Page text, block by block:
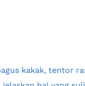
kakak, tentor